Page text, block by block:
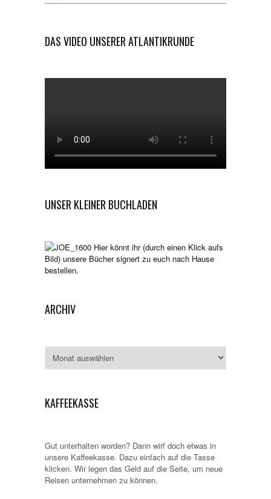
DAS VIDEO UNSERER ATLANTIKRUNDE
UNSER KLEINER BUCHLADEN
Hier könnt ihr (durch einen Klick aufs
Bild) unsere Bücher signert zu euch nach Hause
bestellen.
ARCHIV
KAFFEEKASSE
Gut unterhalten worden? Dann wirf doch etwas in
unsere Kaffeekasse. Dazu einfach auf die Tasse
klicken. Wir legen das Geld auf die Seite, um neue
Reisen unternehmen zu können.